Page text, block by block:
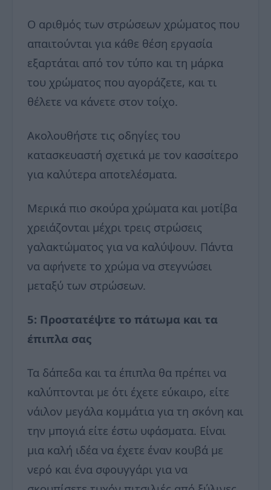
Ο αριθμός των στρώσεων χρώματος που
απαιτούνται για κάθε θέση εργασία
εξαρτάται από τον τύπο και τη μάρκα
του χρώματος που αγοράζετε, και τι
θέλετε να κάνετε στον τοίχο.
Ακολουθήστε τις οδηγίες του
κατασκευαστή σχετικά με τον κασσίτερο
για καλύτερα αποτελέσματα.
Μερικά πιο σκούρα χρώματα και μοτίβα
χρειάζονται μέχρι τρεις στρώσεις
γαλακτώματος για να καλύψουν. Πάντα
να αφήνετε το χρώμα να στεγνώσει
μεταξύ των στρώσεων.
5: Προστατέψτε το πάτωμα και τα
έπιπλα σας
Τα δάπεδα και τα έπιπλα θα πρέπει να
καλύπτονται με ότι έχετε εύκαιρο, είτε
νάιλον μεγάλα κομμάτια για τη σκόνη και
την μπογιά είτε έστω υφάσματα. Είναι
μια καλή ιδέα να έχετε έναν κουβά με
νερό και ένα σφουγγάρι για να